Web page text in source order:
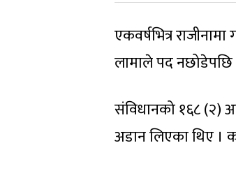
एकवर्षभित्र
लामाले पद नछोडेपछि
संविधानको १६८ (२)
अडान लिएका थिए ।